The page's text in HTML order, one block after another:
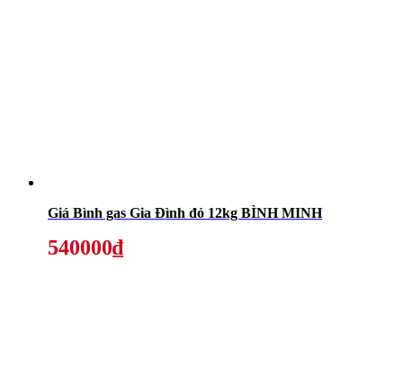
Giá Bình gas Gia Đình đỏ 12kg BÌNH MINH
540000₫